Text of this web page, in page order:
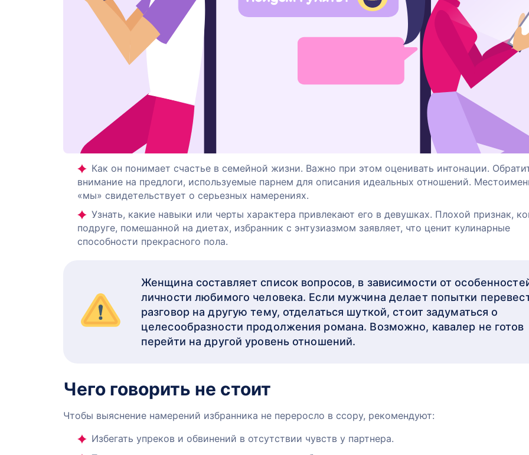
Как он понимает счастье в семейной жизни. Важно при этом оценивать интонации.
внимание на предлоги, используемые парнем для описания идеальных отношений.
«мы» свидетельствует о серьезных намерениях.
Узнать, какие навыки или черты характера привлекают его в девушках. Плохой признак,
подруге, помешанной на диетах, избранник с энтузиазмом заявляет, что ценит кулинарные
способности прекрасного пола.
Женщина составляет список вопросов, в зависимости от
личности любимого человека. Если мужчина делает попытки
разговор на другую тему, отделаться шуткой, стоит задуматься о
целесообразности продолжения романа. Возможно, кавалер не готов
перейти на другой уровень отношений.
Чего говорить не стоит
Чтобы выяснение намерений избранника не переросло в ссору, рекомендуют:
Избегать упреков и обвинений в отсутствии чувств у партнера.